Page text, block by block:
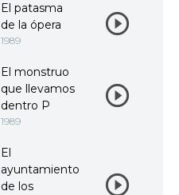
El patasma
de la ópera
1989
El monstruo
que llevamos
dentro P
1989
El
ayuntamiento
de los